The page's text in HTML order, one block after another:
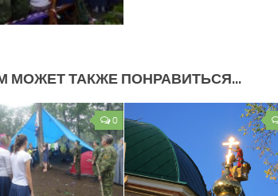
МОЖЕТ ТАКЖЕ ПОНРАВИТЬСЯ...
0